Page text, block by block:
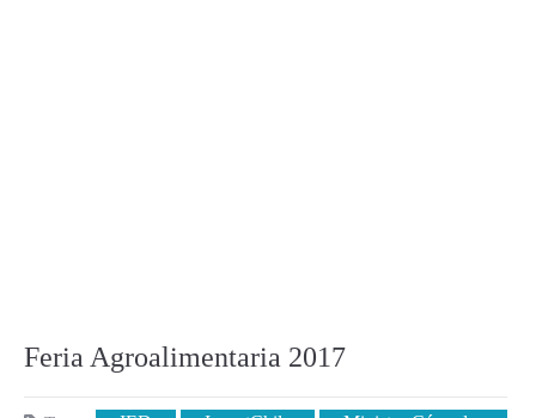
Feria Agroalimentaria 2017